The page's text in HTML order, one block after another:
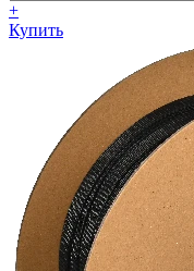
+
Купить